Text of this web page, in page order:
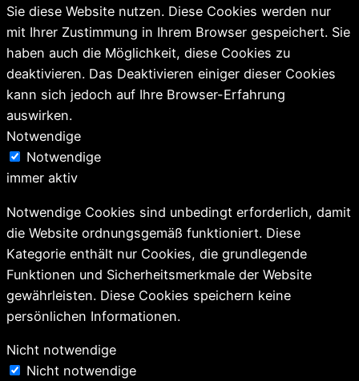
Sie diese Website nutzen. Diese Cookies werden nur
mit Ihrer Zustimmung in Ihrem Browser gespeichert. Sie
haben auch die Möglichkeit, diese Cookies zu
deaktivieren. Das Deaktivieren einiger dieser Cookies
kann sich jedoch auf Ihre Browser-Erfahrung
auswirken.
Notwendige
Notwendige
immer aktiv
Notwendige Cookies sind unbedingt erforderlich, damit
die Website ordnungsgemäß funktioniert. Diese
Kategorie enthält nur Cookies, die grundlegende
Funktionen und Sicherheitsmerkmale der Website
gewährleisten. Diese Cookies speichern keine
persönlichen Informationen.
Nicht notwendige
Nicht notwendige